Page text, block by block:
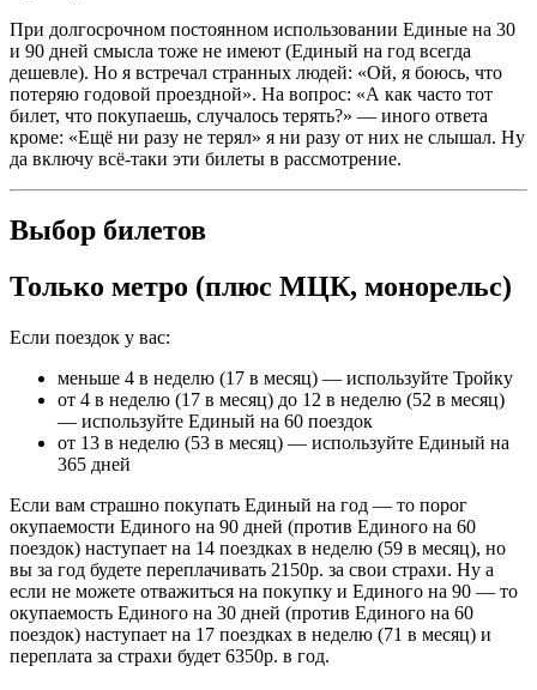
При долгосрочном постоянном использовании Единые на 30
и 90 дней смысла тоже не имеют (Единый на год всегда
дешевле). Но я встречал странных людей: «Ой, я боюсь, что
потеряю годовой проездной». На вопрос: «А как часто тот
билет, что покупаешь, случалось терять?» — иного ответа
кроме: «Ещё ни разу не терял» я ни разу от них не слышал. Ну
да включу всё-таки эти билеты в рассмотрение.
Выбор билетов
Только метро (плюс МЦК, монорельс)
Если поездок у вас:
меньше 4 в неделю (17 в месяц) — используйте Тройку
от 4 в неделю (17 в месяц) до 12 в неделю (52 в месяц)
— используйте Единый на 60 поездок
от 13 в неделю (53 в месяц) — используйте Единый на
365 дней
Если вам страшно покупать Единый на год — то порог
окупаемости Единого на 90 дней (против Единого на 60
поездок) наступает на 14 поездках в неделю (59 в месяц), но
вы за год будете переплачивать 2150р. за свои страхи. Ну а
если не можете отважиться на покупку и Единого на 90 — то
окупаемость Единого на 30 дней (против Единого на 60
поездок) наступает на 17 поездках в неделю (71 в месяц) и
переплата за страхи будет 6350р. в год.